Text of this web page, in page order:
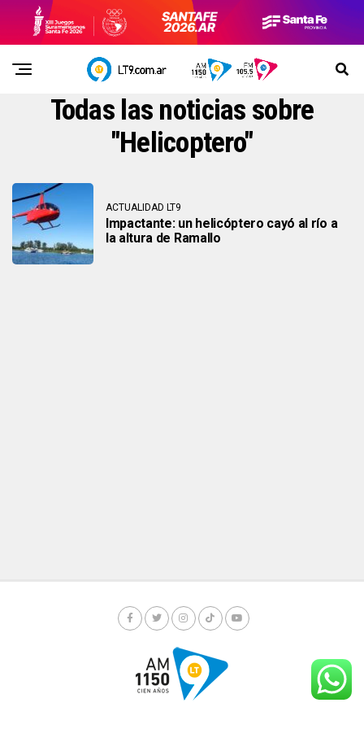
Todas las noticias sobre
"Helicoptero"
ACTUALIDAD LT9
Impactante: un helicóptero cayó al río a
la altura de Ramallo